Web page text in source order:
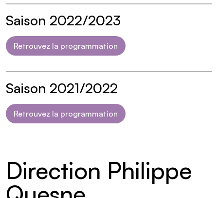
Saison 2022/2023
Retrouvez la programmation
Saison 2021/2022
Retrouvez la programmation
Direction Philippe